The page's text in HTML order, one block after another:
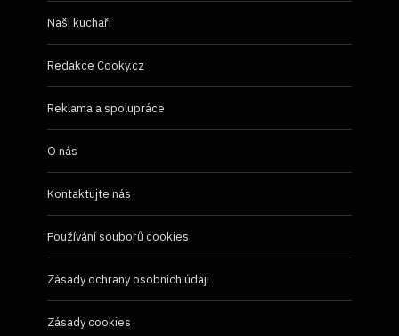
Naši kuchaři
Redakce Cooky.cz
Reklama a spolupráce
O nás
Kontaktujte nás
Používání souborů cookies
Zásady ochrany osobních údaji
Zásady cookies